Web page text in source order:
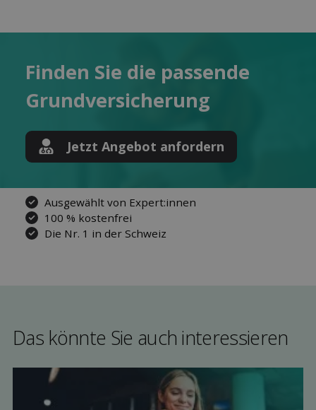
Finden Sie die pas­sende
Grund­versicherung
Jetzt Angebot anfordern
Ausgewählt von Expert:innen
100 % kostenfrei
Die Nr. 1 in der Schweiz
Das könnte Sie auch interessieren